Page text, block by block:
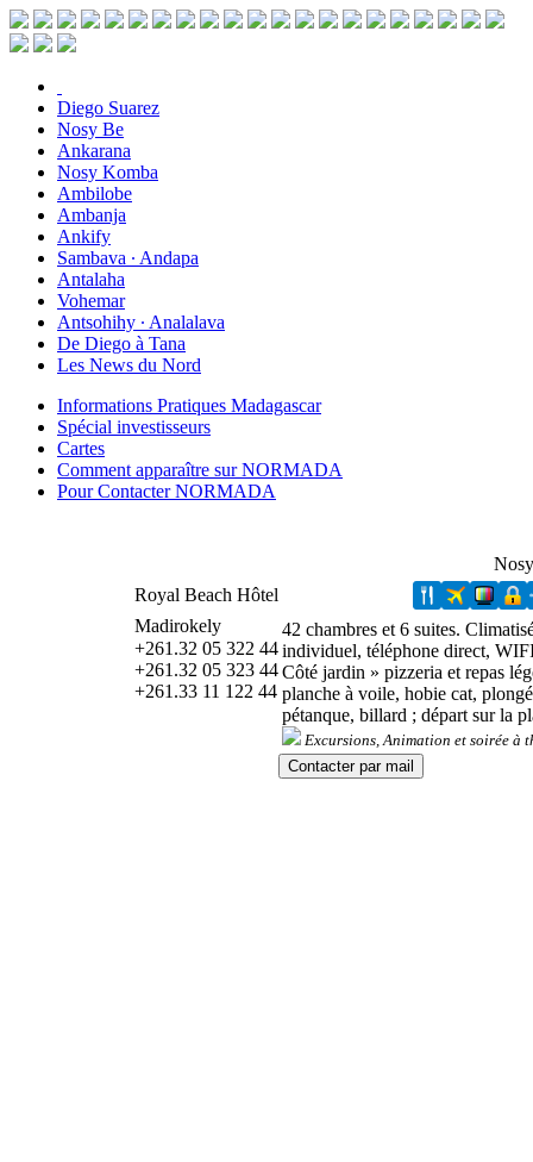
Diego Suarez
Nosy Be
Ankarana
Nosy Komba
Ambilobe
Ambanja
Ankify
Sambava ∙ Andapa
Antalaha
Vohemar
Antsohihy ∙ Analalava
De Diego à Tana
Les News du Nord
Informations Pratiques Madagascar
Spécial investisseurs
Cartes
Comment apparaître sur NORMADA
Pour Contacter NORMADA
Royal Beach Hôtel
Madirokely
+261.32 05 322 44
+261.32 05 323 44
+261.33 11 122 44
42 chambres et 6 suites.
individuel, téléphone direct,
Côté jardin » pizzeria et repas
planche à voile, hobie cat,
pétanque, billard ; départ sur la
Excursions, Animation et soirée à